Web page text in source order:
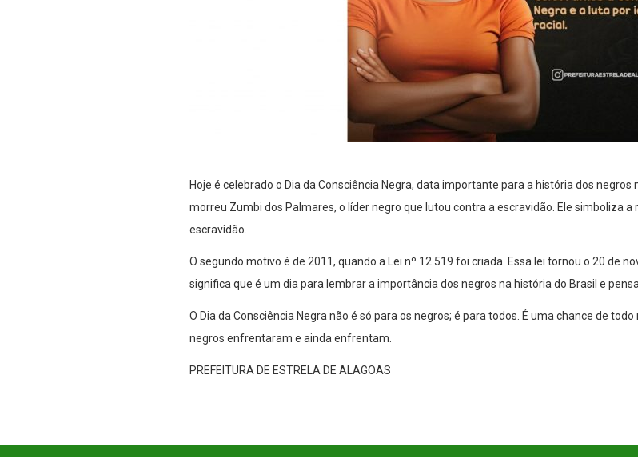
Hoje é celebrado o Dia da Consciência Negra, data importante para a história dos
morreu Zumbi dos Palmares, o líder negro que lutou contra a escravidão. Ele simboliza
escravidão.
O segundo motivo é de 2011, quando a Lei nº 12.519 foi criada. Essa lei tornou o 20 de
significa que é um dia para lembrar a importância dos negros na história do Brasil e
O Dia da Consciência Negra não é só para os negros; é para todos. É uma chance de
negros enfrentaram e ainda enfrentam.
PREFEITURA DE ESTRELA DE ALAGOAS